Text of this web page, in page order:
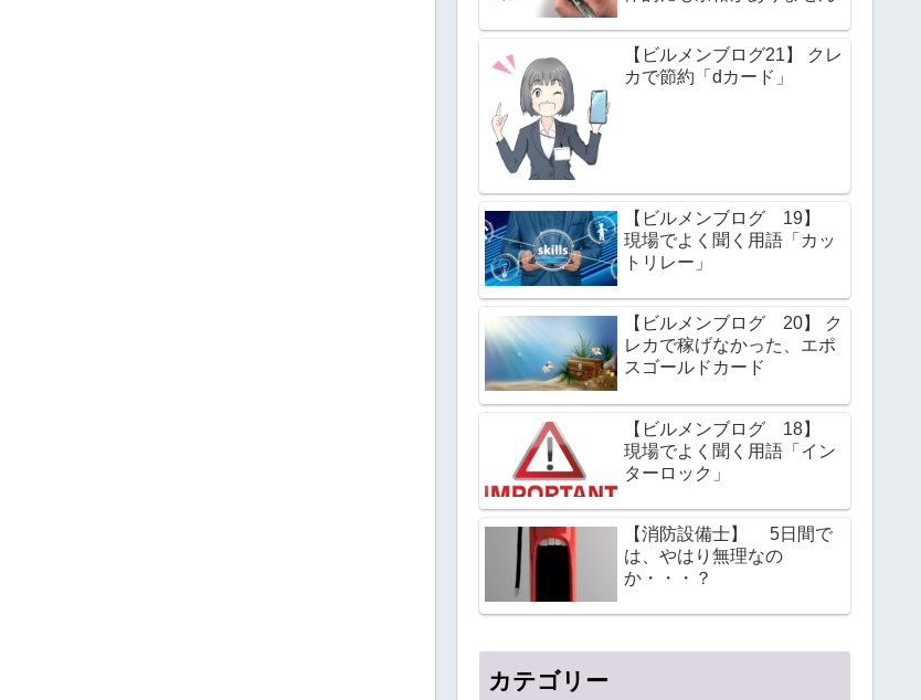
【ビルメンブログ21】 クレ
カで節約「dカード」
【ビルメンブログ 19】
現場でよく聞く用語「カッ
トリレー」
【ビルメンブログ 20】 ク
レカで稼げなかった、エポ
スゴールドカード
【ビルメンブログ 18】
現場でよく聞く用語「イン
ターロック」
【消防設備士】 5日間で
は、やはり無理なの
か・・・？
カテゴリー